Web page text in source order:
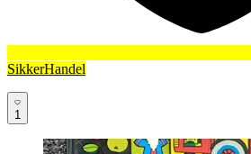
SikkerHandel
1